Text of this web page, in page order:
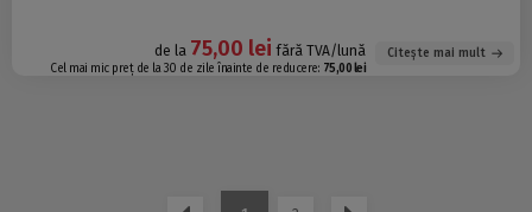
de la 75,00 leifără TVA/lună
Cel mai mic preț de la 30 de zile înainte de reducere: 75,00 lei
Citește mai mult